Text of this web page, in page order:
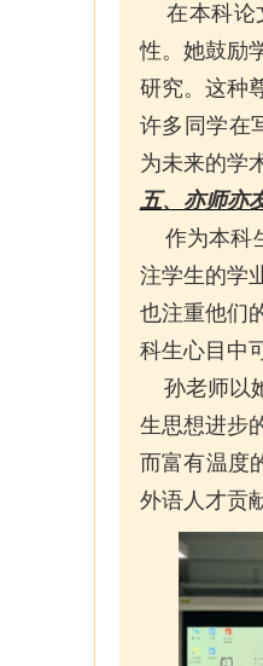
在本科论
性。她鼓励
研究。这种
许多同学在
为未来的学
五、亦师亦
作为本科
注学生的学
也注重他们
科生心目中
孙老师以
生思想进步
而富有温度
外语人才贡